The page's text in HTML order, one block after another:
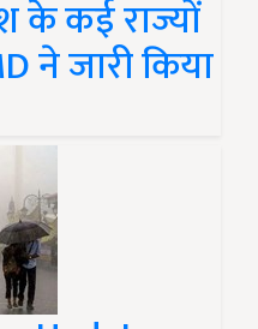
कई राज्यों
ने जारी किया